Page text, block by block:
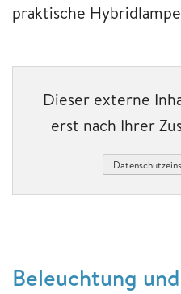
praktische
Dieser externe
erst nach Ihrer
Beleuchtung